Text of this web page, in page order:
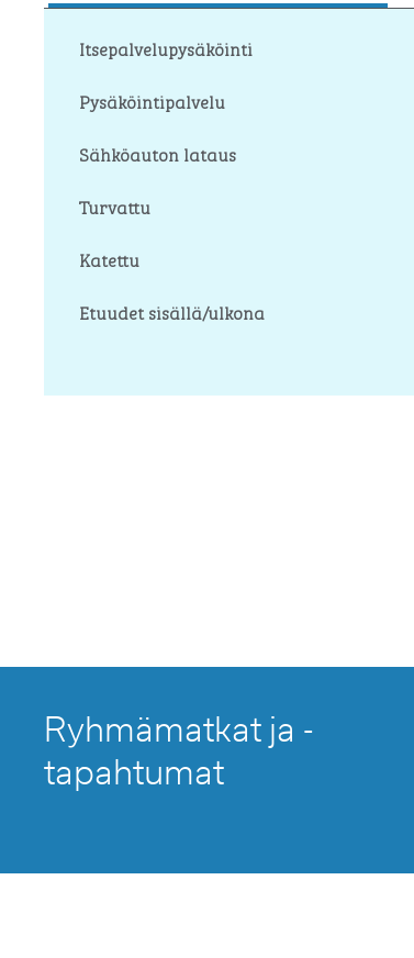
Itsepalvelupysäköinti
Pysäköintipalvelu
Sähköauton lataus
Turvattu
Katettu
Etuudet sisällä/ulkona
Ryhmämatkat ja -
tapahtumat